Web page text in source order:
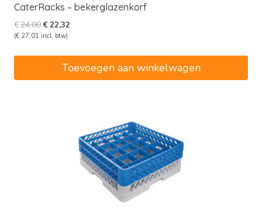
CaterRacks – bekerglazenkorf
€24,00Oorspronkelijke
prijs
€22,32
(€ 27,01 incl. btw)
Toevoegen aan winkelwagen